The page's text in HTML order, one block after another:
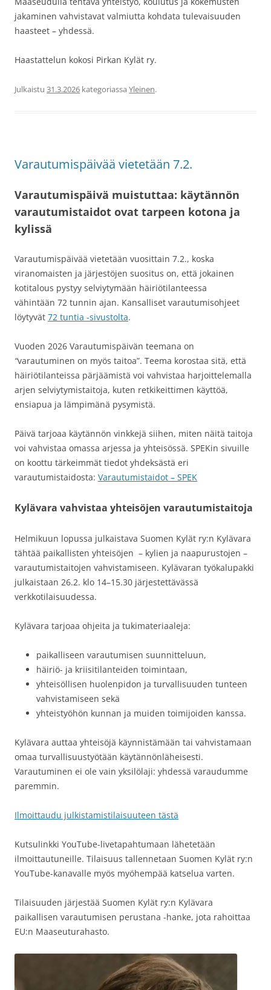
jakaminen vahvistavat valmiutta kohdata tulevaisuuden
haasteet – yhdessä.
Haastattelun kokosi Pirkan Kylät ry.
Julkaistu 31.3.2026 kategoriassa Yleinen.
Varautumispäivää vietetään 7.2.
Varautumispäivä muistuttaa: käytännön
varautumistaidot ovat tarpeen kotona ja
kylissä
Varautumispäivää vietetään vuosittain 7.2., koska
viranomaisten ja järjestöjen suositus on, että jokainen
kotitalous pystyy selviytymään häiriötilanteessa
vähintään 72 tunnin ajan. Kansalliset varautumisohjeet
löytyvät 72 tuntia -sivustolta.
Vuoden 2026 Varautumispäivän teemana on
“varautuminen on myös taitoa”. Teema korostaa sitä, että
häiriötilanteissa pärjäämistä voi vahvistaa harjoittelemalla
arjen selviytymistaitoja, kuten retkikeittimen käyttöä,
ensiapua ja lämpimänä pysymistä.
Päivä tarjoaa käytännön vinkkejä siihen, miten näitä taitoja
voi vahvistaa omassa arjessa ja yhteisössä. SPEKin sivuille
on koottu tärkeimmät tiedot yhdeksästä eri
varautumistaidosta: Varautumistaidot – SPEK
Kylävara vahvistaa yhteisöjen varautumistaitoja
Helmikuun lopussa julkaistava Suomen Kylät ry:n Kylävara
tähtää paikallisten yhteisöjen – kylien ja naapurustojen –
varautumistaitojen vahvistamiseen. Kylävaran työkalupakki
julkaistaan 26.2. klo 14–15.30 järjestettävässä
verkkotilaisuudessa.
Kylävara tarjoaa ohjeita ja tukimateriaaleja:
paikalliseen varautumisen suunnitteluun,
häiriö- ja kriisitilanteiden toimintaan,
yhteisöllisen huolenpidon ja turvallisuuden tunteen
vahvistamiseen sekä
yhteistyöhön kunnan ja muiden toimijoiden kanssa.
Kylävara auttaa yhteisöjä käynnistämään tai vahvistamaan
omaa turvallisuustyötään käytännönläheisesti.
Varautuminen ei ole vain yksilölaji: yhdessä varaudumme
paremmin.
Ilmoittaudu julkistamistilaisuuteen tästä
Kutsulinkki YouTube-livetapahtumaan lähetetään
ilmoittautuneille. Tilaisuus tallennetaan Suomen Kylät ry:n
YouTube-kanavalle myös myöhempää katselua varten.
Tilaisuuden järjestää Suomen Kylät ry:n Kylävara
paikallisen varautumisen perustana -hanke, jota rahoittaa
EU:n Maaseuturahasto.